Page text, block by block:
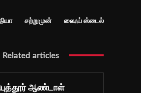
சற்றுமுன் லைஃப் ஸ்டைல்
Related articles
ஆண்டாள்